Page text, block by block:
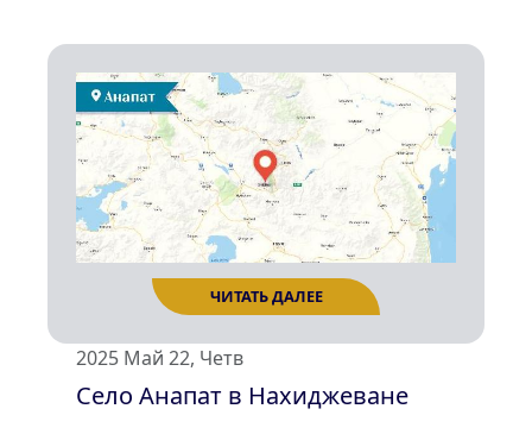
ЧИТАТЬ ДАЛЕЕ
2025 Май 22, Четв
Село Анапат в Нахиджеване